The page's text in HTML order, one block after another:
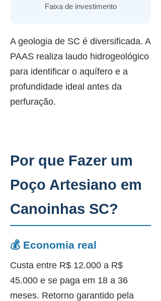
Faixa de investimento
A geologia de SC é diversificada. A
PAAS realiza laudo hidrogeológico
para identificar o aquífero e a
profundidade ideal antes da
perfuração.
Por que Fazer um
Poço Artesiano em
Canoinhas SC?
💰 Economia real
Custa entre R$ 12.000 a R$
45.000 e se paga em 18 a 36
meses. Retorno garantido pela